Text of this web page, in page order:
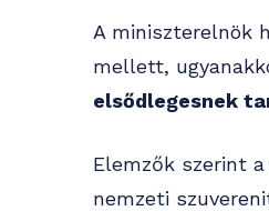
A miniszterelnök
mellett,
elsődlegesnek
Elemzők szerint
nemzeti